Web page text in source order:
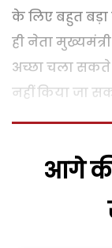
के लिए बहुत बड़ा
ही नेता
अच्छा चला सकते
नहीं किया जा
आगे